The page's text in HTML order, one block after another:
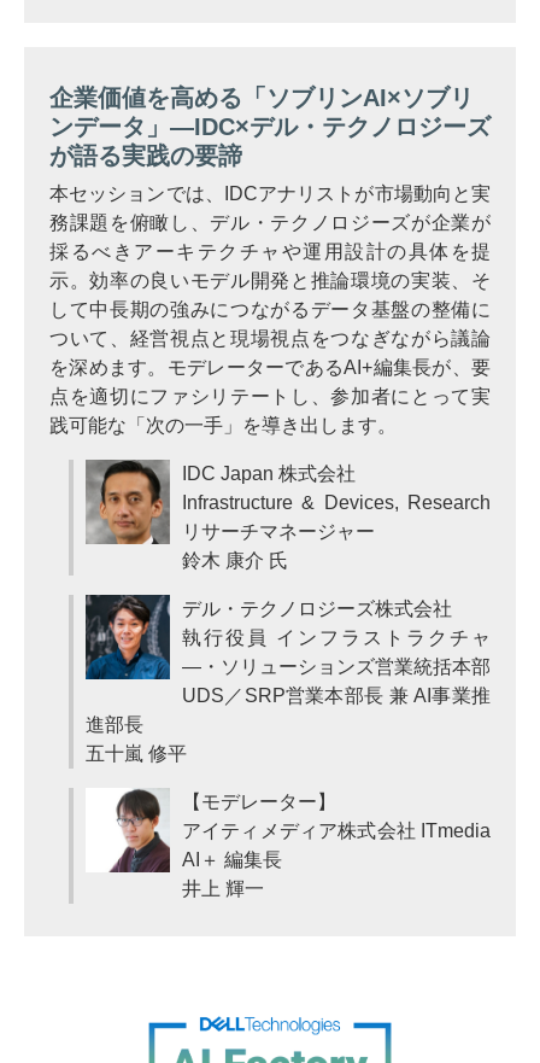
企業価値を高める「ソブリンAI×ソブリ
ンデータ」—IDC×デル・テクノロジーズ
が語る実践の要諦
本セッションでは、IDCアナリストが市場動向と実
務課題を俯瞰し、デル・テクノロジーズが企業が
採るべきアーキテクチャや運用設計の具体を提
示。効率の良いモデル開発と推論環境の実装、そ
して中長期の強みにつながるデータ基盤の整備に
ついて、経営視点と現場視点をつなぎながら議論
を深めます。モデレーターであるAI+編集長が、要
点を適切にファシリテートし、参加者にとって実
践可能な「次の一手」を導き出します。
IDC Japan 株式会社
Infrastructure & Devices, Research
リサーチマネージャー
鈴木 康介 氏
デル・テクノロジーズ株式会社
執行役員 インフラストラクチャ
―・ソリューションズ営業統括本部
UDS／SRP営業本部長 兼 AI事業推
進部長
五十嵐 修平
【モデレーター】
アイティメディア株式会社 ITmedia
AI＋ 編集長
井上 輝一